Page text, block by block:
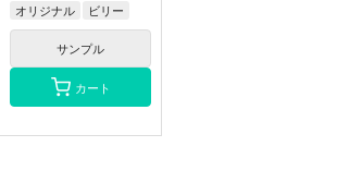
オリジナル ビリー
サンプル
カート